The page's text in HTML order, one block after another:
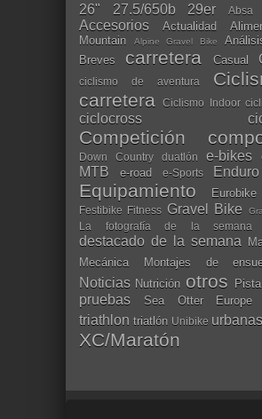
26" 27.5/650b 29er Absa
Accesorios Actualidad
Mountain
Alpine Gravel Bike
Breves carretera Casual
ciclismo de aventura
carretera
Ciclismo Indoor
ciclocross
Competición
Down Country duatlón e-bikes
MTB
e-road e-Sports Enduro
Equipamiento Eurobike
Festibike Fitness Gravel Bike
La fotografía de la semana
destacado de la semana
Mecánica
Montajes de
Noticias Nutrición otros Pista
pruebas Sea Otter Europe
triathlon triatlón Unibike urbanas
XC/Maratón